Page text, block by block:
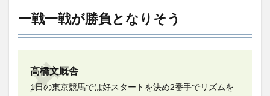
一戦一戦が勝負となりそう
高橋文厩舎
1日の東京競馬では好スタートを決め2番手でリズムを